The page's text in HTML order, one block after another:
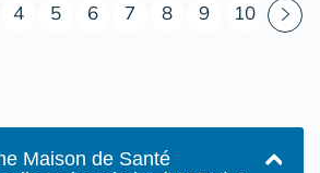
4 5 6 7 8 9 10
Maison de Santé